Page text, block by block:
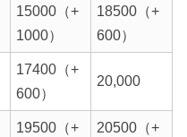
15000（+
1000）
18500（+
600）
17400（+
600）
20,000
19500（+
20500（+